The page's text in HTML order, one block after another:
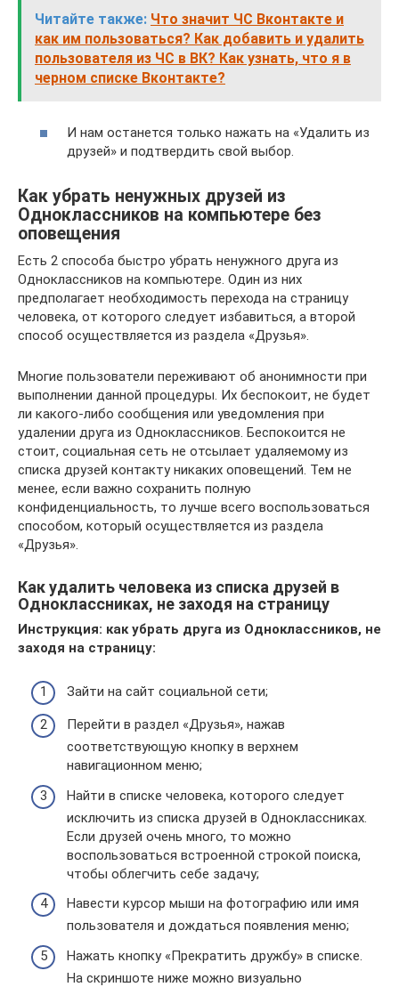
Читайте также: Что значит ЧС Вконтакте и
как им пользоваться? Как добавить и удалить
пользователя из ЧС в ВК? Как узнать, что я в
черном списке Вконтакте?
И нам останется только нажать на «Удалить из
друзей» и подтвердить свой выбор.
Как убрать ненужных друзей из
Одноклассников на компьютере без
оповещения
Есть 2 способа быстро убрать ненужного друга из
Одноклассников на компьютере. Один из них
предполагает необходимость перехода на страницу
человека, от которого следует избавиться, а второй
способ осуществляется из раздела «Друзья».
Многие пользователи переживают об анонимности при
выполнении данной процедуры. Их беспокоит, не будет
ли какого-либо сообщения или уведомления при
удалении друга из Одноклассников. Беспокоится не
стоит, социальная сеть не отсылает удаляемому из
списка друзей контакту никаких оповещений. Тем не
менее, если важно сохранить полную
конфиденциальность, то лучше всего воспользоваться
способом, который осуществляется из раздела
«Друзья».
Как удалить человека из списка друзей в
Одноклассниках, не заходя на страницу
Инструкция: как убрать друга из Одноклассников, не
заходя на страницу:
Зайти на сайт социальной сети;
Перейти в раздел «Друзья», нажав
соответствующую кнопку в верхнем
навигационном меню;
Найти в списке человека, которого следует
исключить из списка друзей в Одноклассниках.
Если друзей очень много, то можно
воспользоваться встроенной строкой поиска,
чтобы облегчить себе задачу;
Навести курсор мыши на фотографию или имя
пользователя и дождаться появления меню;
Нажать кнопку «Прекратить дружбу» в списке.
На скриншоте ниже можно визуально